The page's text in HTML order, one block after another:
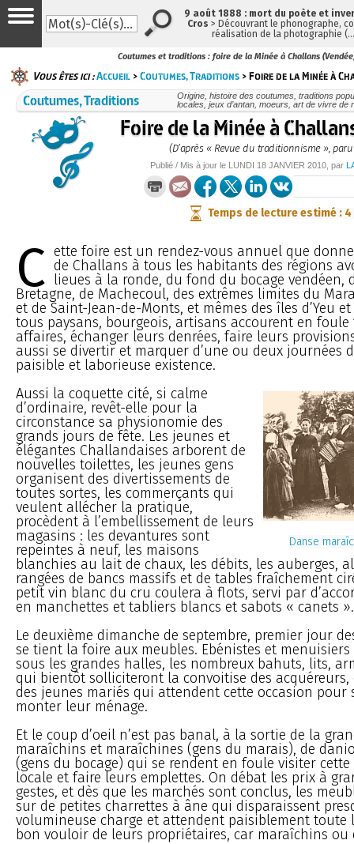
Coutumes et traditions : foire de la Minée à Challans
Vous êtes ici :Accueil >Coutumes, Traditions > Foire de la Minée à
Coutumes, Traditions
Origine, histoire des coutumes, traditions
locales, jeux d’antan, moeurs, art de vivre de
Foire de la Minée à
(D’après « Revue du traditionnisme », paru
Publié / Mis à jour le LUNDI 18 JANVIER 2010 , par
Temps de lecture estimé : 4
C ette foire est un rendez-vous annuel que
de Challans à tous les habitants des régions
lieues à la ronde, du fond du bocage vendéen,
Bretagne, de Machecoul, des extrêmes limites du
et de Saint-Jean-de-Monts, et mêmes des îles d’Yeu
tous paysans, bourgeois, artisans accourent en
affaires, échanger leurs denrées, faire leurs
aussi se divertir et marquer d’une ou deux journées
paisible et laborieuse existence.
Danse
Aussi la coquette cité, si calme
d’ordinaire, revêt-elle pour la
circonstance sa physionomie des
grands jours de fête. Les jeunes et
élégantes Challandaises arborent de
nouvelles toilettes, les jeunes gens
organisent des divertissements de
toutes sortes, les commerçants qui
veulent allécher la pratique,
procèdent à l’embellissement de leurs
magasins : les devantures sont
repeintes à neuf, les maisons
blanchies au lait de chaux, les débits, les auberges,
rangées de bancs massifs et de tables fraîchement
petit vin blanc du cru coulera à flots, servi par
en manchettes et tabliers blancs et sabots « canets ».
Le deuxième dimanche de septembre, premier jour
se tient la foire aux meubles. Ebénistes et
sous les grandes halles, les nombreux bahuts, lits,
qui bientôt solliciteront la convoitise des acquéreurs,
des jeunes mariés qui attendent cette occasion pour
monter leur ménage.
Et le coup d’oeil n’est pas banal, à la sortie de la
maraîchins et maraîchines (gens du marais), de
(gens du bocage) qui se rendent en foule visiter
locale et faire leurs emplettes. On débat les prix à
gestes, et dès que les marchés sont conclus, les
sur de petites charrettes à âne qui disparaissent
volumineuse charge et attendent paisiblement toute
bon vouloir de leurs propriétaires, car maraîchins ou
9 août 1888 : mort du poète et
Cros > Découvrant le phonographe,
réalisation de la photographie